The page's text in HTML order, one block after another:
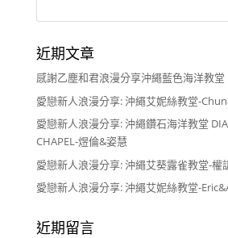
近期文章
感謝乙塵和君浪漫分享沖繩藍色海洋教堂
愛戀新人浪漫分享: 沖繩艾妮絲教堂-
愛戀新人浪漫分享: 沖繩鑽石海洋教堂
CHAPEL-煜倫&姿慧
愛戀新人浪漫分享: 沖繩艾葵露雀教堂-權
愛戀新人浪漫分享: 沖繩艾妮絲教堂-
近期留言